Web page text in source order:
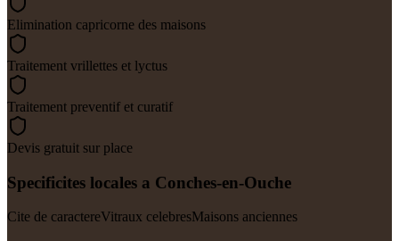
Elimination capricorne des maisons
Traitement vrillettes et lyctus
Traitement preventif et curatif
Devis gratuit sur place
Specificites locales a Conches-en-Ouche
Cite de caractereVitraux celebresMaisons anciennes